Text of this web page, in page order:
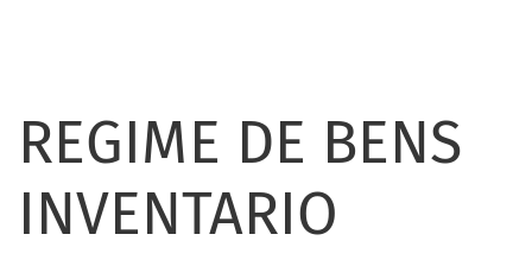
REGIME DE BENS
INVENTARIO